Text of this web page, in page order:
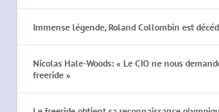
Immense légende, Roland Collombin est
Nicolas Hale-Woods: « Le CIO ne nous
freeride »